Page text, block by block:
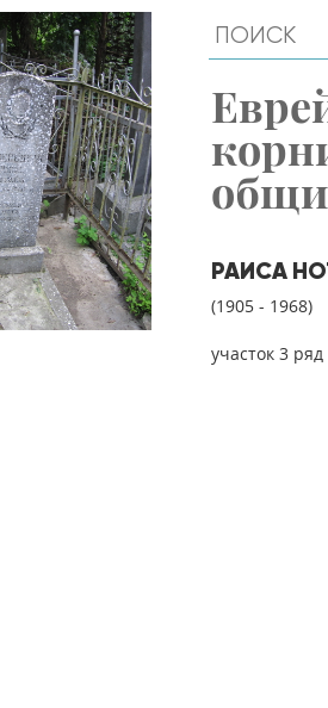
РАИСА
(1905 - 1968)
участок 3